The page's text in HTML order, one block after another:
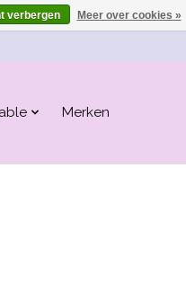
Merken
verbergen Meer over cookies »